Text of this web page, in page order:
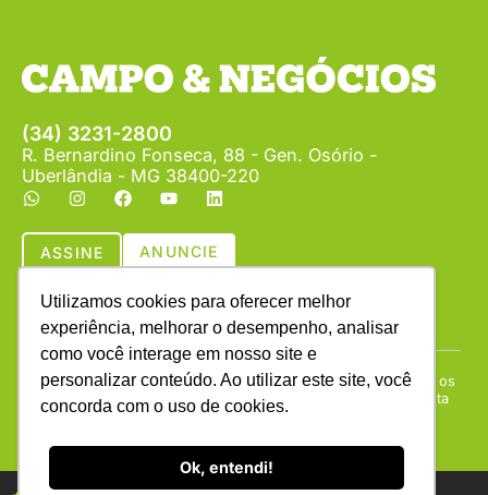
Utilizamos cookies para oferecer melhor
experiência, melhorar o desempenho, analisar
como você interage em nosso site e
personalizar conteúdo. Ao utilizar este site, você
concorda com o uso de cookies.
Ok, entendi!
(34) 3231-2800
R. Bernardino Fonseca, 88 - Gen. Osório -
Uberlândia - MG 38400-220
ASSINE ANUNCIE
Copyright © (1990 - 2026) Revista Campo & Negócios. Todos os
direitos reservados. É proibida a reprodução do conteúdo desta
página em qualquer meio de comunicação, eletrônico ou